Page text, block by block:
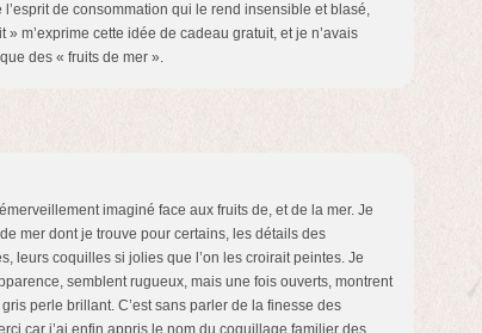
l’esprit de consommation qui le rend insensible et blasé,
m’exprime cette idée de cadeau gratuit, et je n’avais
des « fruits de mer ».
imaginé face aux fruits de, et de la mer. Je
mer dont je trouve pour certains, les détails des
leurs coquilles si jolies que l’on les croirait peintes. Je
semblent rugueux, mais une fois ouverts, montrent
perle brillant. C’est sans parler de la finesse des
car j’ai enfin appris le nom du coquillage familier des